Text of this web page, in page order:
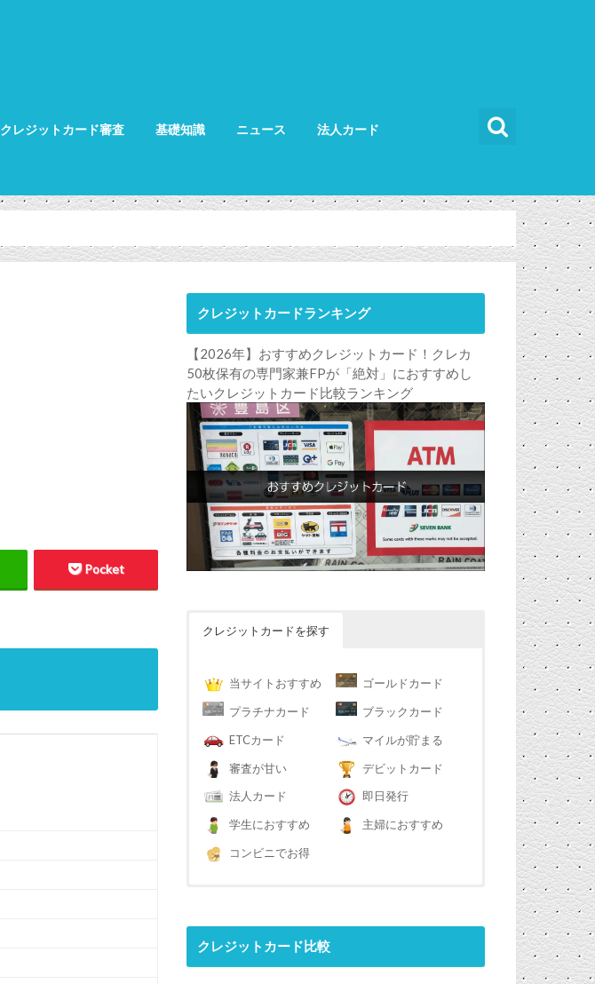
クレジットカード審査 基礎知識 ニュース 法人カード
Pocket
クレジットカードランキング
【2026年】おすすめクレジットカード！クレカ
50枚保有の専門家兼FPが「絶対」におすすめし
たいクレジットカード比較ランキング
クレジットカードを探す
当サイトおすすめ
ゴールドカード
プラチナカード
ブラックカード
ETCカード
マイルが貯まる
審査が甘い
デビットカード
法人カード
即日発行
学生におすすめ
主婦におすすめ
コンビニでお得
クレジットカード比較